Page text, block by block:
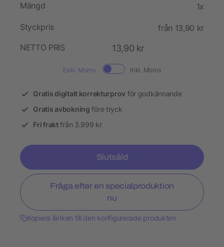
Mängd 1x
Styckpris
från 13,90 kr
NETTO PRIS
13,90 kr
Exkl. Moms. Inkl. Moms
Gratis digitalt korrekturprov för godkännande
Gratis avbokning före tryck
Fri fraktfrån 3.999 kr
Slutsåld
Fråga efter en specialproduktion
nu
Kopiera länken till den konfigurerade produkten